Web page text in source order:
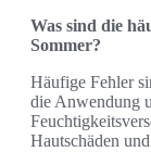
Was sind die
Sommer?
Häufige Fehler
die Anwendung
Hautschäden